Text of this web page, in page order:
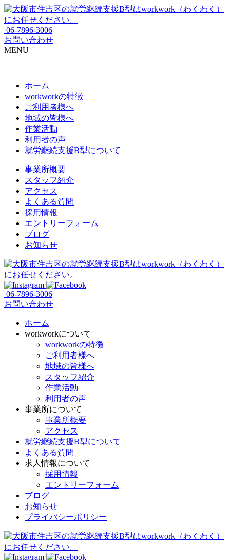
06-7896-3006
お問い合わせ
MENU
ホーム
workworkの特徴
ご利用者様へ
地域の皆様へ
作業活動
利用者の声
就労継続支援B型について
事業所概要
スタッフ紹介
アクセス
よくある質問
採用情報
エントリーフォーム
ブログ
お知らせ
06-7896-3006
お問い合わせ
ホーム
workworkについて
workworkの特徴
ご利用者様へ
地域の皆様へ
スタッフ紹介
作業活動
利用者の声
事業所について
事業所概要
アクセス
就労継続支援B型について
よくある質問
求人情報について
採用情報
エントリーフォーム
ブログ
お知らせ
プライバシーポリシー